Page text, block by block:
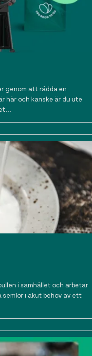
genom att rädda en
här och kanske är du ute
i samhället och arbetar
i akut behov av ett